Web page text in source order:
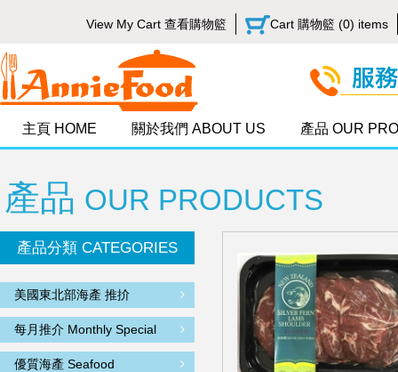
View My Cart 查看購物籃 Cart 購物籃 (0) items
主頁 HOME 關於我們 ABOUT US 產品 OUR
產品 OUR PRODUCTS
產品分類 CATEGORIES
美國東北部海產 推扴
每月推介 Monthly Special
優質海產 Seafood